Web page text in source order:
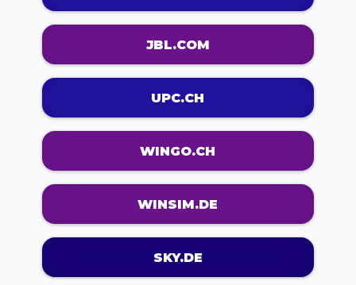
JBL.COM
UPC.CH
WINGO.CH
WINSIM.DE
SKY.DE